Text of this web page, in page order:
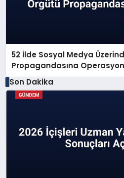
52 İlde Sosyal Medya
Propagandasına Operasyon
Son Dakika